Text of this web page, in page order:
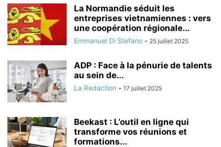
La Normandie séduit les
entreprises vietnamiennes : vers
une coopération régionale...
Emmanuel Di Stefano - 25 juillet 2025
ADP : Face à la pénurie de talents
au sein de...
La Redaction - 17 juillet 2025
Beekast : L’outil en ligne qui
transforme vos réunions et
formations...